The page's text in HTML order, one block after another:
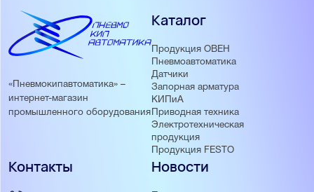
«Пневмокипавтоматика» –
интернет-магазин
промышленного оборудования
Каталог
Продукция ОВЕН
Пневмоавтоматика
Датчики
Запорная арматура
КИПиА
Приводная техника
Электротехническая
продукция
Продукция FESTO
Новости
Контакты